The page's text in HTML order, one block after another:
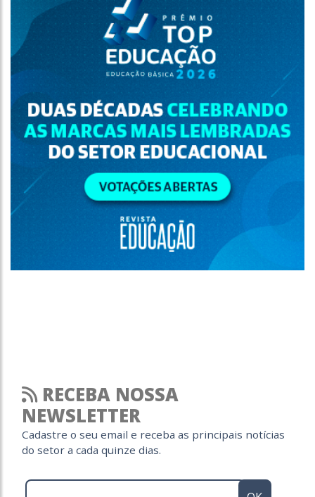
RECEBA NOSSA
NEWSLETTER
Cadastre o seu email e receba as principais notícias
do setor a cada quinze dias.